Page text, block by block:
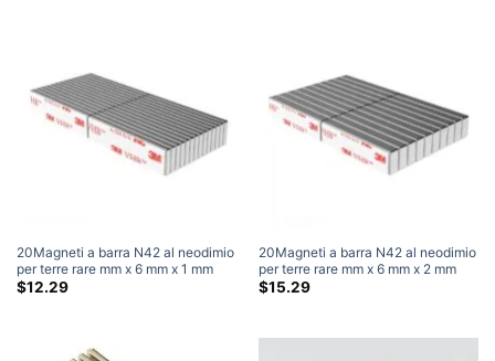
20Magneti a barra N42 al neodimio
per terre rare mm x 6 mm x 1 mm
con autoadesivo 3M (50
$12.29
20Magneti a barra N42 al neodimio
per terre rare mm x 6 mm x 2 mm
con autoadesivo 3M (50
$15.29